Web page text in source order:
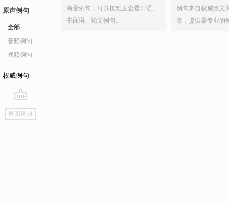
原声例句
全部
音频例句
视频例句
权威例句
go
top
返回词典
海量例句，可以按难度查看口语、
书面语、论文例句。
例句来自权威英文
等，提供最专业的